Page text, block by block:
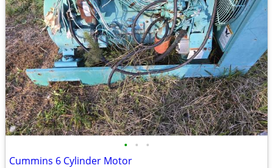
• • •
Cummins 6 Cylinder Motor